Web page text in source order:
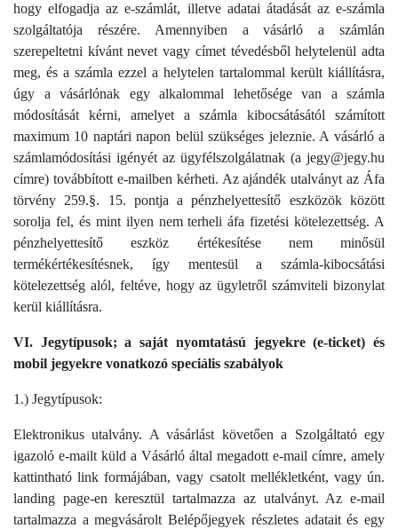
hogy elfogadja az e-számlát, illetve adatai átadását az e-számla
szolgáltatója részére. Amennyiben a vásárló a számlán
szerepeltetni kívánt nevet vagy címet tévedésből helytelenül adta
meg, és a számla ezzel a helytelen tartalommal került kiállításra,
úgy a vásárlónak egy alkalommal lehetősége van a számla
módosítását kérni, amelyet a számla kibocsátásától számított
maximum 10 naptári napon belül szükséges jeleznie. A vásárló a
számlamódosítási igényét az ügyfélszolgálatnak (a jegy@jegy.hu
címre) továbbított e-mailben kérheti. Az ajándék utalványt az Áfa
törvény 259.§. 15. pontja a pénzhelyettesítő eszközök között
sorolja fel, és mint ilyen nem terheli áfa fizetési kötelezettség. A
pénzhelyettesítő eszköz értékesítése nem minősül
termékértékesítésnek, így mentesül a számla-kibocsátási
kötelezettség alól, feltéve, hogy az ügyletről számviteli bizonylat
kerül kiállításra.
VI. Jegytípusok; a saját nyomtatású jegyekre (e-ticket) és
mobil jegyekre vonatkozó speciális szabályok
1.) Jegytípusok:
Elektronikus utalvány. A vásárlást követően a Szolgáltató egy
igazoló e-mailt küld a Vásárló által megadott e-mail címre, amely
kattintható link formájában, vagy csatolt mellékletként, vagy ún.
landing page-en keresztül tartalmazza az utalványt. Az e-mail
tartalmazza a megvásárolt Belépőjegyek részletes adatait és egy